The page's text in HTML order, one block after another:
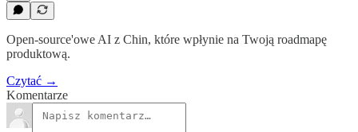
Open-source'owe AI z Chin, które wpłynie na Twoją roadmapę
produktową.
Czytać →
Komentarze